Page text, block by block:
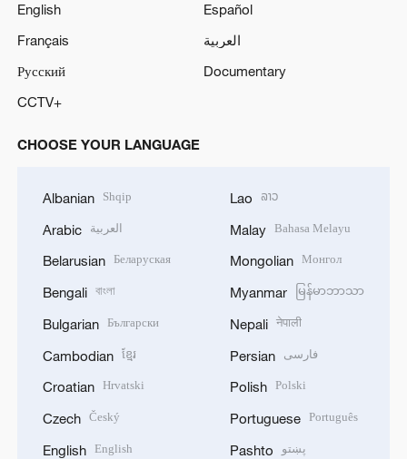
English
Español
Français
العربية
Русский
Documentary
CCTV+
CHOOSE YOUR LANGUAGE
Albanian Shqip
Arabic العربية
Belarusian Беларуская
Bengali বাংলা
Bulgarian Български
Cambodian ខ្មែរ
Croatian Hrvatski
Czech Český
English English
Lao ລາວ
Malay Bahasa Melayu
Mongolian Монгол
Myanmar မြန်မာဘာသာ
Nepali नेपाली
Persian فارسی
Polish Polski
Portuguese Português
Pashto پښتو